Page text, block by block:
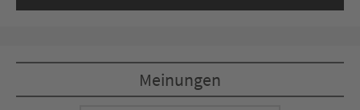
Mehr Informationen
powered byUsercentrics Consent
Management Platform&eRecht24
Meinungen